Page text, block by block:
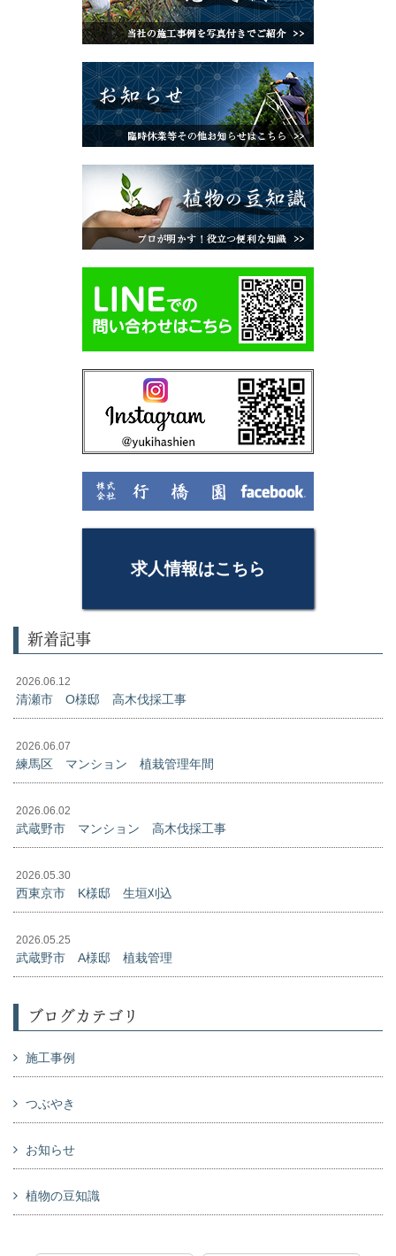
求人情報はこちら
新着記事
2026.06.12
清瀬市 O様邸 高木伐採工事
2026.06.07
練馬区 マンション 植栽管理年間
2026.06.02
武蔵野市 マンション 高木伐採工事
2026.05.30
西東京市 K様邸 生垣刈込
2026.05.25
武蔵野市 A様邸 植栽管理
ブログカテゴリ
施工事例
つぶやき
お知らせ
植物の豆知識